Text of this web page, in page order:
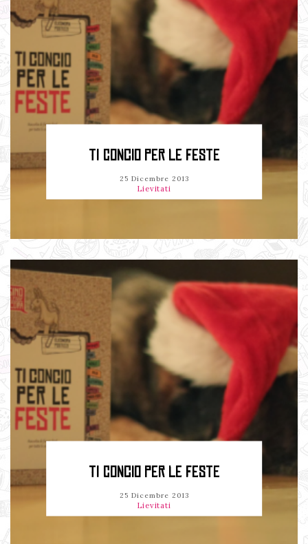
TI CONCIO PER LE FESTE
25 Dicembre 2013
Lievitati
TI CONCIO PER LE FESTE
25 Dicembre 2013
Lievitati